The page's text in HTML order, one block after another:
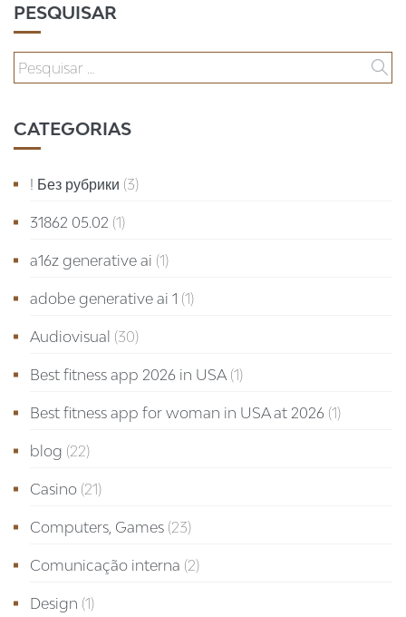
PESQUISAR
CATEGORIAS
! Без рубрики (3)
31862 05.02 (1)
a16z generative ai (1)
adobe generative ai 1 (1)
Audiovisual (30)
Best fitness app 2026 in USA (1)
Best fitness app for woman in USA at 2026 (1)
blog (22)
Casino (21)
Computers, Games (23)
Comunicação interna (2)
Design (1)